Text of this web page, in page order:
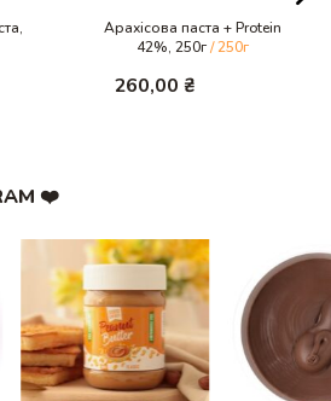
Арахісова паста + Protein
42%, 250г/ 250г
260,00 ₴
❤️